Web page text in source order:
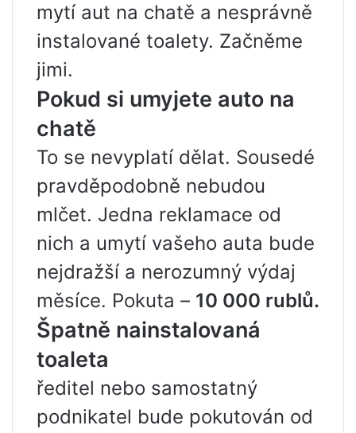
mytí aut na chatě a nesprávně
instalované toalety. Začněme
jimi.
Pokud si umyjete auto na
chatě
To se nevyplatí dělat. Sousedé
pravděpodobně nebudou
mlčet. Jedna reklamace od
nich a umytí vašeho auta bude
nejdražší a nerozumný výdaj
měsíce. Pokuta – 10 000 rublů.
Špatně nainstalovaná
toaleta
ředitel nebo samostatný
podnikatel bude pokutován od